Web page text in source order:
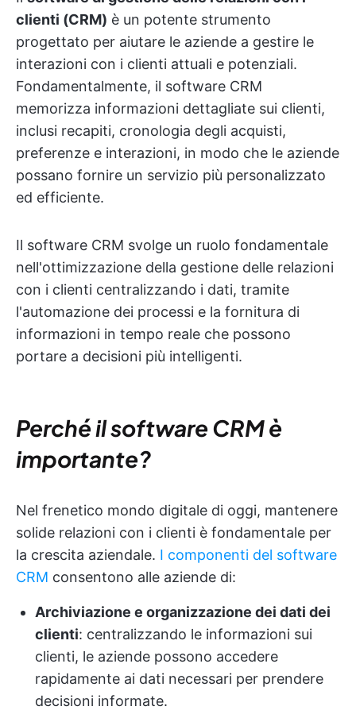
clienti (CRM) è un potente strumento
progettato per aiutare le aziende a gestire le
interazioni con i clienti attuali e potenziali.
Fondamentalmente, il software CRM
memorizza informazioni dettagliate sui clienti,
inclusi recapiti, cronologia degli acquisti,
preferenze e interazioni, in modo che le aziende
possano fornire un servizio più personalizzato
ed efficiente.
Il software CRM svolge un ruolo fondamentale
nell'ottimizzazione della gestione delle relazioni
con i clienti centralizzando i dati, tramite
l'automazione dei processi e la fornitura di
informazioni in tempo reale che possono
portare a decisioni più intelligenti.
Perché il software CRM è
importante?
Nel frenetico mondo digitale di oggi, mantenere
solide relazioni con i clienti è fondamentale per
la crescita aziendale. I componenti del software
CRM consentono alle aziende di:
Archiviazione e organizzazione dei dati dei
clienti: centralizzando le informazioni sui
clienti, le aziende possono accedere
rapidamente ai dati necessari per prendere
decisioni informate.